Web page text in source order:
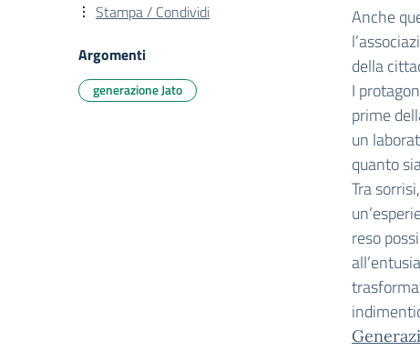
Anche
della
I
prime
un
quanto
Tra
reso
Stampa / Condividi
Argomenti
generazione Jato